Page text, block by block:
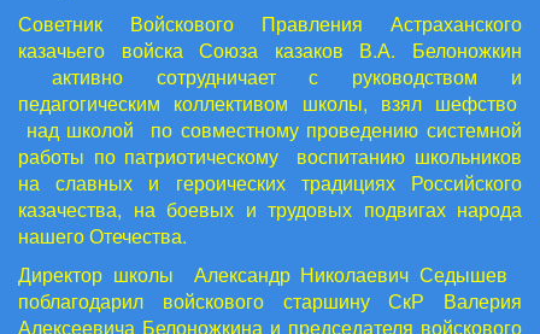
Советник Войскового Правления Астраханского
казачьего войска Союза казаков В.А. Белоножкин
активно сотрудничает с руководством и
педагогическим коллективом школы, взял шефство
над школой по совместному проведению системной
работы по патриотическому воспитанию школьников
на славных и героических традициях Российского
казачества, на боевых и трудовых подвигах народа
нашего Отечества.
Директор школы Александр Николаевич Седышев
поблагодарил войскового старшину СкР Валерия
Алексеевича Белоножкина и председателя войскового